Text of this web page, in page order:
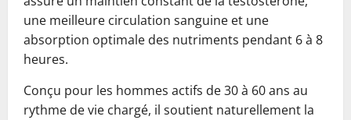
une meilleure circulation sanguine et une
absorption optimale des nutriments pendant 6 à 8
heures.
Conçu pour les hommes actifs de 30 à 60 ans au
rythme de vie chargé, il soutient naturellement la